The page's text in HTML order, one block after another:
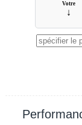
Votre
↓